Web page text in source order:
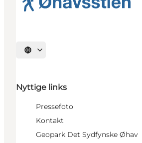
Vælg sprog
Nyttige links
Pressefoto
Kontakt
Geopark Det Sydfynske Øhav